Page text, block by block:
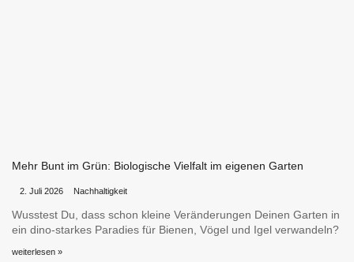
Mehr Bunt im Grün: Biologische Vielfalt im eigenen Garten
2. Juli 2026 Nachhaltigkeit
Wusstest Du, dass schon kleine Veränderungen Deinen Garten in
ein dino-starkes Paradies für Bienen, Vögel und Igel verwandeln?
weiterlesen »